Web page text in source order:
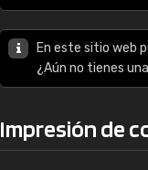
En este sitio web
¿Aún no tienes
Impresión de